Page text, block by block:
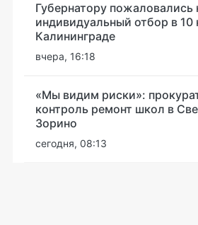
Губернатору пожаловались
индивидуальный отбор в 10
Калининграде
вчера, 16:18
«Мы видим риски»:
контроль ремонт школ в
Зорино
сегодня, 08:13